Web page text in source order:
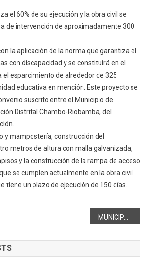
el 60% de su ejecución y la obra civil se
de intervención de aproximadamente 300
la aplicación de la norma que garantiza el
con discapacidad y se constituirá en el
el esparcimiento de alrededor de 325
educativa en mención. Este proyecto se
suscrito entre el Municipio de
Distrital Chambo-Riobamba, del
y mampostería, construcción del
metros de altura con malla galvanizada,
y la construcción de la rampa de acceso
se cumplen actualmente en la obra civil
tiene un plazo de ejecución de 150 días.
MUNICIPALIDAD INTERVIENE IGLESIA DE SAN LUIS